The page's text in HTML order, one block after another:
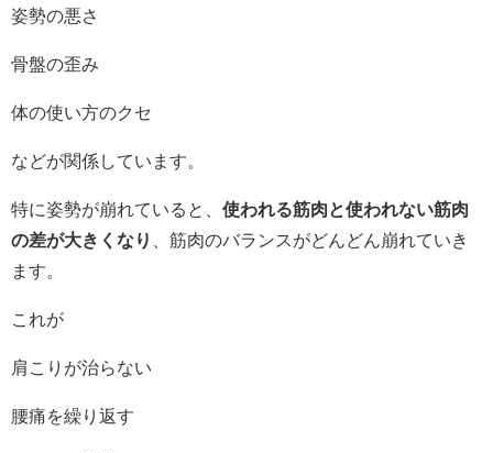
姿勢の悪さ
骨盤の歪み
体の使い方のクセ
などが関係しています。
特に姿勢が崩れていると、 使われる筋肉と使われない筋肉
の差が大きくなり
、筋肉のバランスがどんどん崩れていき
ます。
これが
肩こりが治らない
腰痛を繰り返す